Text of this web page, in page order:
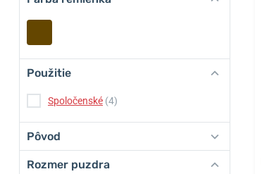
Použitie
Spoločenské (4)
Pôvod
Rozmer puzdra